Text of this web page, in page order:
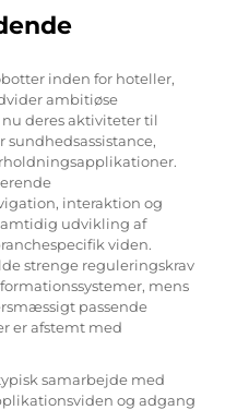
inden for hoteller,
ambitiøse
deres aktiviteter til
interaktion og
udvikling af
viden.
strenge reguleringskrav
mens
passende
er afstemt med
samarbejde med
og adgang